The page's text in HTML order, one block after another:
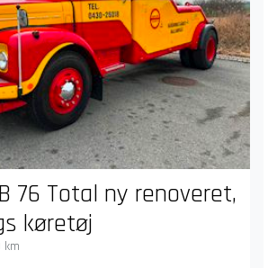
76 Total ny renoveret,
køretøj
km